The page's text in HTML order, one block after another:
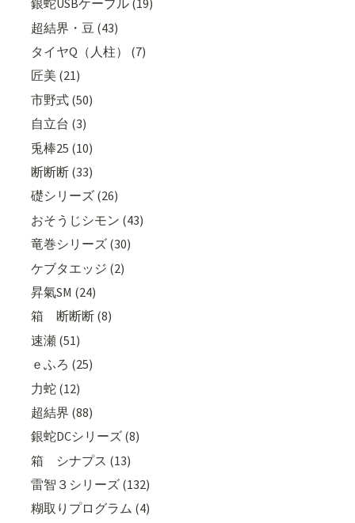
銀蛇USBケーブル (19)
超結界・豆 (43)
タイヤQ（人柱） (7)
匠美 (21)
市野式 (50)
自立台 (3)
兎棒25 (10)
断断断 (33)
礎シリーズ (26)
おそうじシモン (43)
竜巻シリーズ (30)
ケブタエッジ (2)
昇氣SM (24)
箱 断断断 (8)
速瀬 (51)
ｅふろ (25)
力蛇 (12)
超結界 (88)
銀蛇DCシリーズ (8)
箱 シナプス (13)
雷智３シリーズ (132)
糊取りプログラム (4)